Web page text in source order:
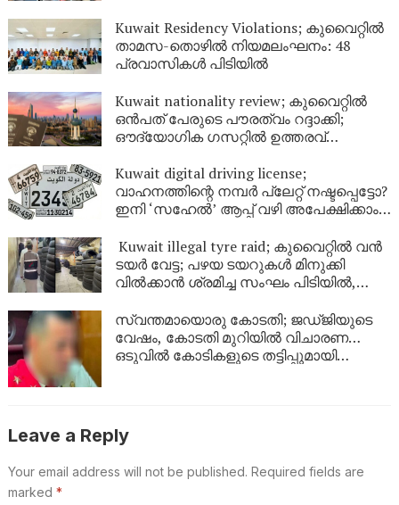
Kuwait Residency Violations; കുവൈറ്റിൽ
താമസ-തൊഴിൽ നിയമലംഘനം: 48
പ്രവാസികൾ പിടിയിൽ
Kuwait nationality review; കുവൈറ്റിൽ
ഒൻപത് പേരുടെ പൗരത്വം റദ്ദാക്കി;
ഔദ്യോഗിക ഗസറ്റിൽ ഉത്തരവ്
Kuwait digital driving license;
വാഹനത്തിന്റെ നമ്പര്‍ പ്ലേറ്റ് നഷ്ടപ്പെട്ടോ?
ഇനി ‘സഹേൽ’ ആപ്പ് വഴി അപേക്ഷിക്കാം;
ഉടൻ
Kuwait illegal tyre raid; കുവൈറ്റിൽ വൻ
ടയർ വേട്ട; പഴയ ടയറുകൾ മിനുക്കി
വിൽക്കാൻ ശ്രമിച്ച സംഘം പിടിയിൽ,
ടയറുകൾ
സ്വന്തമായൊരു കോടതി; ജഡ്ജിയുടെ
വേഷം, കോടതി മുറിയിൽ വിചാരണ…
ഒടുവിൽ കോടികളുടെ തട്ടിപ്പുമായി
Leave a Reply
Your email address will not be published. Required fields are
marked *